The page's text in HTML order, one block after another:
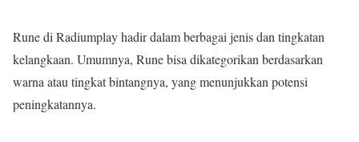
Rune di Radiumplay hadir dalam berbagai jenis dan tingkatan
kelangkaan. Umumnya, Rune bisa dikategorikan berdasarkan
warna atau tingkat bintangnya, yang menunjukkan potensi
peningkatannya.